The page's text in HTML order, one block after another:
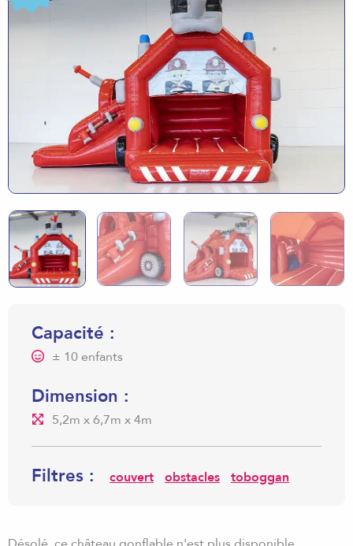
Capacité :
± 10 enfants
Dimension :
5,2m x 6,7m x 4m
Filtres : couvert obstacles toboggan